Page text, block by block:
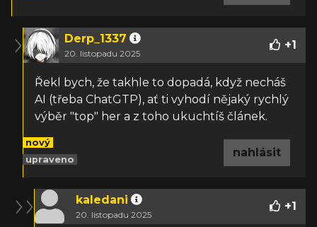
Derp_1337
20. listopadu 2025
+1
Řekl bych, že takhle to dopadá, když necháš
AI (třeba ChatGTP), ať ti vyhodí nějaký rychlý
výběr "top" her a z toho ukuchtíš článek.
nový
upraveno
nahlásit
kaledani
20. listopadu 2025
+1